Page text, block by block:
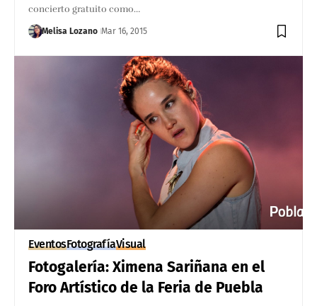
concierto gratuito como…
Melisa Lozano Mar 16, 2015
EventosFotografíaVisual
Fotogalería: Ximena Sariñana en el
Foro Artístico de la Feria de Puebla